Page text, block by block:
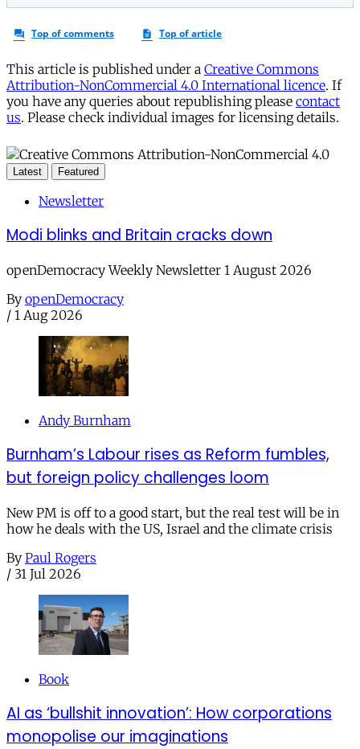
This article is published under a Creative Commons
Attribution-NonCommercial 4.0 International licence. If
you have any queries about republishing please contact
us. Please check individual images for licensing details.
Latest Featured
Newsletter
Modi blinks and Britain cracks down
openDemocracy Weekly Newsletter 1 August 2026
By openDemocracy
/ 1 Aug 2026
Andy Burnham
Burnham’s Labour rises as Reform fumbles,
but foreign policy challenges loom
New PM is off to a good start, but the real test will be in
how he deals with the US, Israel and the climate crisis
By Paul Rogers
/ 31 Jul 2026
Book
AI as ‘bullshit innovation’: How corporations
monopolise our imaginations